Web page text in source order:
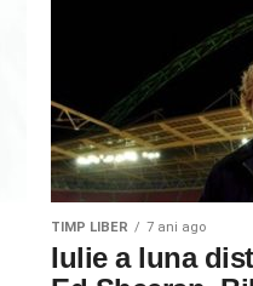
TIMP LIBER 7 ani ago
Iulie a luna